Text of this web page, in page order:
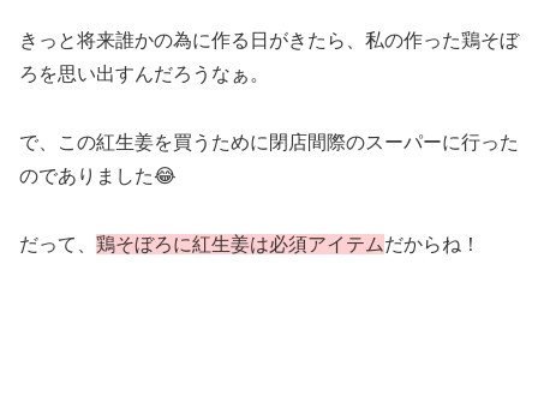
きっと将来誰かの為に作る日がきたら、私の作った鶏そぼ
ろを思い出すんだろうなぁ。
で、この紅生姜を買うために閉店間際のスーパーに行った
のでありました😂
だって、 鶏そぼろに紅生姜は必須アイテムだからね！